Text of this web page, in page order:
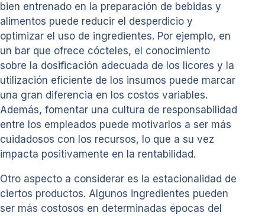
bien entrenado en la preparación de bebidas y
alimentos puede reducir el desperdicio y
optimizar el uso de ingredientes. Por ejemplo, en
un bar que ofrece cócteles, el conocimiento
sobre la dosificación adecuada de los licores y la
utilización eficiente de los insumos puede marcar
una gran diferencia en los costos variables.
Además, fomentar una cultura de responsabilidad
entre los empleados puede motivarlos a ser más
cuidadosos con los recursos, lo que a su vez
impacta positivamente en la rentabilidad.
Otro aspecto a considerar es la estacionalidad de
ciertos productos. Algunos ingredientes pueden
ser más costosos en determinadas épocas del